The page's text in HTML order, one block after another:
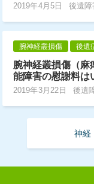
2019年4月5日 後遺障
腕神経叢損傷 後遺
腕神経叢損傷（麻
能障害の慰謝料は
2019年3月22日 後遺
神経